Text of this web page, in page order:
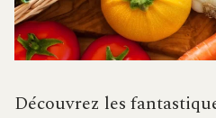
Découvrez les